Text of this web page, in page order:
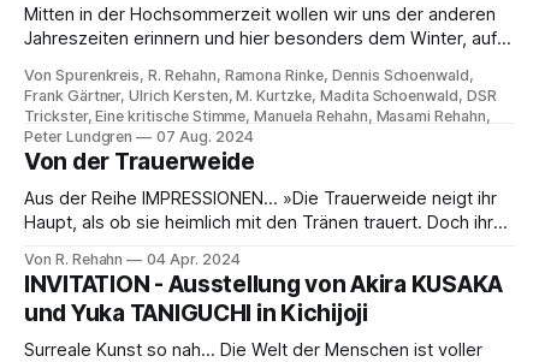
Weg des Tees, des Blumenarrangements oder Kōdō
Weihrauchs. Und es
Mitten in der Hochsommerzeit wollen wir uns der anderen
Jahreszeiten erinnern und hier besonders dem Winter, auf
Magazins ein wenig Inspiration ins Leben bringen. "Vom
Winter" erzählt Herausgeber R. Rehahn in persönlichen
Worten im Editorial. Ramona Rinke lässt uns
Von Spurenkreis, R. Rehahn, Ramona Rinke, Dennis Schoenwald,
Frank Gärtner, Ulrich Kersten, M. Kurtzke, Madita Schoenwald, DSR
Trickster, Eine kritische Stimme, Manuela Rehahn, Masami Rehahn,
Peter Lundgren
07 Aug. 2024
Von der Trauerweide
Aus der Reihe IMPRESSIONEN… »Die Trauerweide neigt ihr
Haupt, als ob sie heimlich mit den Tränen trauert. Doch ihre
kennt.« – Friedrich von Schiller Im Gegensatz zu den eher
flüchtigen Blüten dieser Jahreszeit, die zwar immer wieder
erscheinen und uns Jahr
Von R. Rehahn 04 Apr. 2024
INVITATION - Ausstellung von Akira KUSAKA
und Yuka TANIGUCHI in Kichijoji
Surreale Kunst so nah... Die Welt der Menschen ist voller